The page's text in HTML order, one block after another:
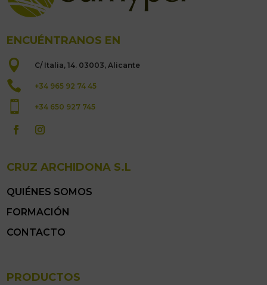
ENCUÉNTRANOS EN
 C/ Italia, 14. 03003, Alicante
 +34 965 92 74 45
+34 650 927 745
CRUZ ARCHIDONA S.L
QUIÉNES SOMOS
FORMACIÓN
CONTACTO
PRODUCTOS